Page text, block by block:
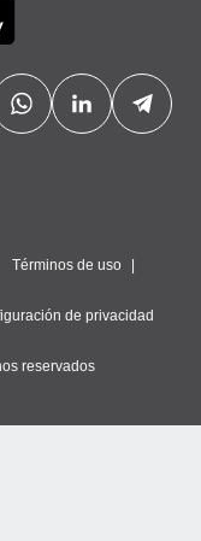
Términos de uso
de privacidad
reservados